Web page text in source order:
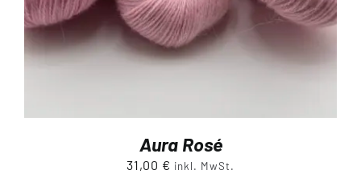
Aura Rosé
31,00 € inkl. MwSt.